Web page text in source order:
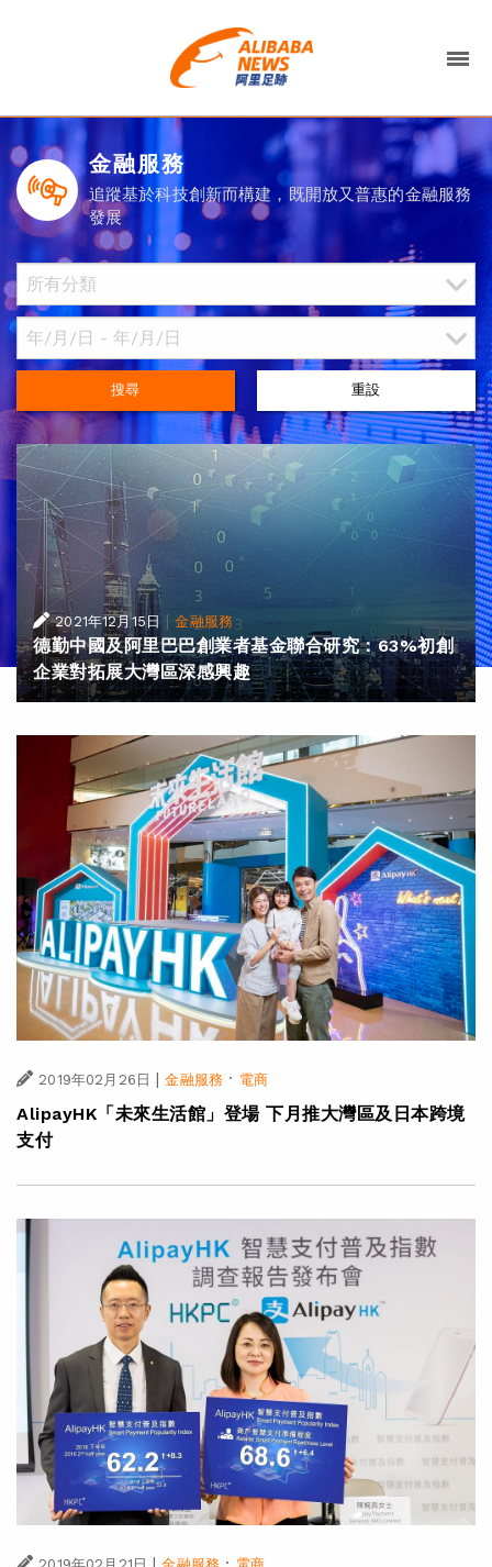
金融服務
追蹤基於科技創新而構建，既開放又普惠的金融服務
發展
搜尋 重設
2021年12月15日 |金融服務
德勤中國及阿里巴巴創業者基金聯合研究：63%初創
企業對拓展大灣區深感興趣
2019年02月26日 | 金融服務 · 電商
AlipayHK「未來生活館」登場 下月推大灣區及日本跨境
支付